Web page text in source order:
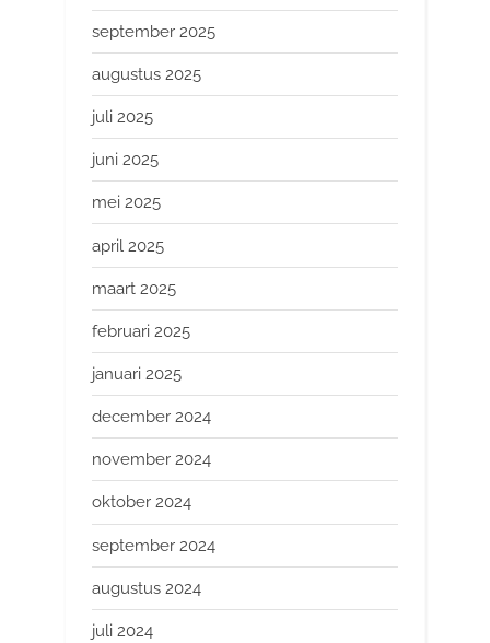
september 2025
augustus 2025
juli 2025
juni 2025
mei 2025
april 2025
maart 2025
februari 2025
januari 2025
december 2024
november 2024
oktober 2024
september 2024
augustus 2024
juli 2024